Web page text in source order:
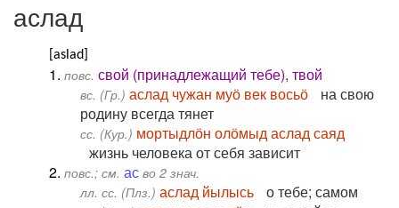
аслад
[aslad]
1. повс. свой (принадлежащий тебе), твой
вс. (Гр.) аслад чужан муӧ век восьӧ
на свою
родину всегда тянет
сс. (Кур.) мортыдлӧн олӧмыд аслад саяд
жизнь человека от себя зависит
2. повс.; см. ас во 2 знач.
лл. сс. (Плз.) аслад йылысь о тебе; самом